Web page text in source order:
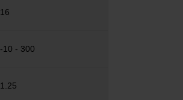
16
-10 - 300
1.25